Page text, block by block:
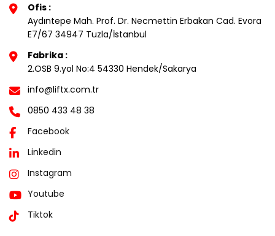
Ofis :
Aydıntepe Mah. Prof. Dr. Necmettin Erbakan Cad. Evora
E7/67 34947 Tuzla/İstanbul
Fabrika :
2.OSB 9.yol No:4 54330 Hendek/Sakarya
info@liftx.com.tr
0850 433 48 38
Facebook
Linkedin
Instagram
Youtube
Tiktok